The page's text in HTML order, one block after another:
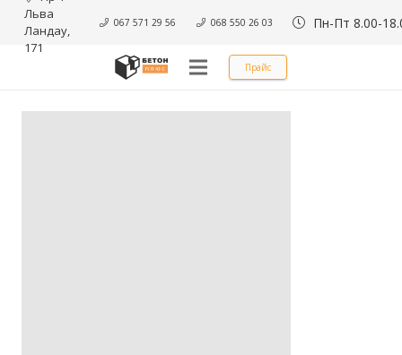
Льва
Ландау,
171
067 571 29 56 068 550 26 03 Пн-Пт 8.00-
Прайс